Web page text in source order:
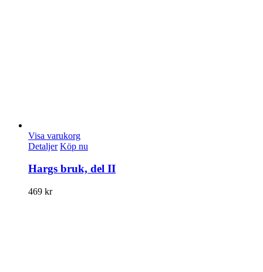
Visa varukorg
Detaljer Köp nu
Hargs bruk, del II
469 kr